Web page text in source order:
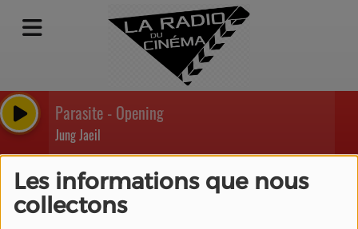
Les informations que nous
collectons
Parasite - Opening
Jung Jaeil
Mentions légales